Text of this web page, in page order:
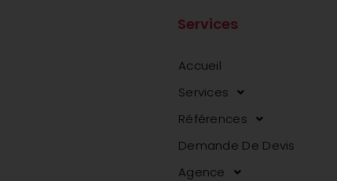
Services
Accueil
Services
Références
Demande De Devis
Agence